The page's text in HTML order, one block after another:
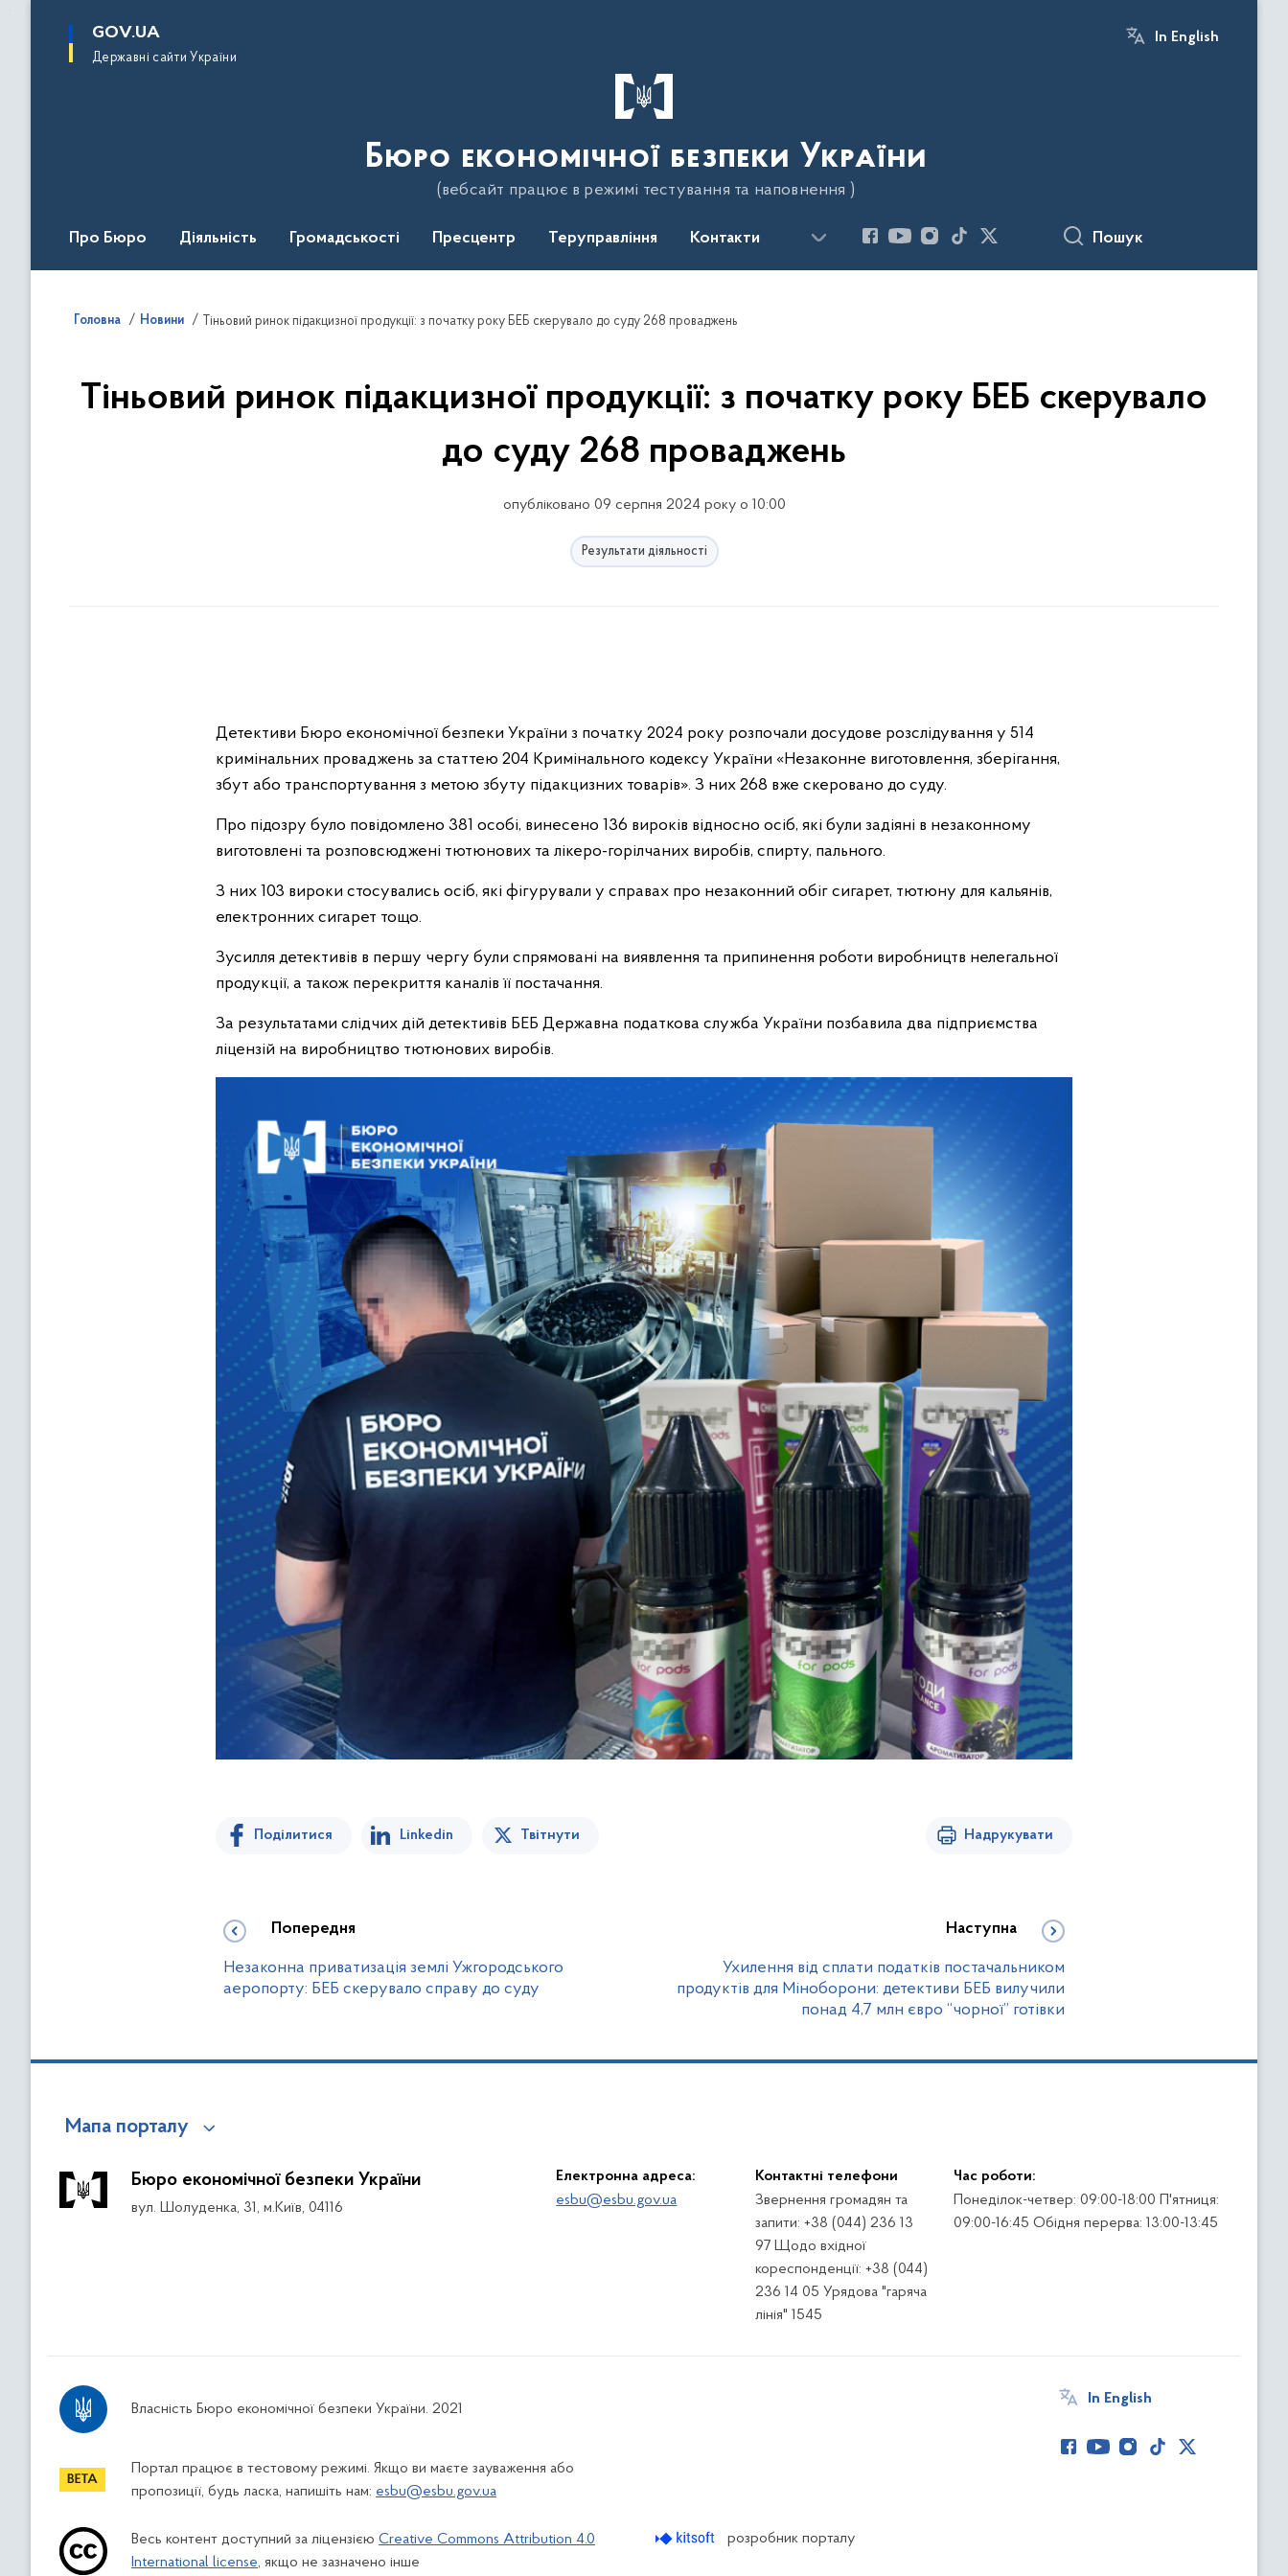
основного
GOV.UA
Державні сайти України
In English
Бюро економічної безпеки України
(вебсайт працює в режимі тестування та наповнення )
Про Бюро Діяльність Громадськості Пресцентр Теруправління Контакти Пошук
Головна Новини Тіньовий ринок підакцизної продукції: з початку року БЕБ скерувало до суду 268 проваджень
Тіньовий ринок підакцизної продукції: з початку року БЕБ скерувало
до суду 268 проваджень
опубліковано 09 серпня 2024 року о 10:00
Результати діяльності
Детективи Бюро економічної безпеки України з початку 2024 року розпочали досудове розслідування у 514
кримінальних проваджень за статтею 204 Кримінального кодексу України «Незаконне виготовлення, зберігання,
збут або транспортування з метою збуту підакцизних товарів». З них 268 вже скеровано до суду.
Про підозру було повідомлено 381 особі, винесено 136 вироків відносно осіб, які були задіяні в незаконному
виготовлені та розповсюджені тютюнових та лікеро-горілчаних виробів, спирту, пального.
З них 103 вироки стосувались осіб, які фігурували у справах про незаконний обіг сигарет, тютюну для кальянів,
електронних сигарет тощо.
Зусилля детективів в першу чергу були спрямовані на виявлення та припинення роботи виробництв нелегальної
продукції, а також перекриття каналів її постачання.
За результатами слідчих дій детективів БЕБ Державна податкова служба України позбавила два підприємства
ліцензій на виробництво тютюнових виробів.
Поділитися Linkedin Твітнути Надрукувати
Попередня
Незаконна приватизація землі Ужгородського
аеропорту: БЕБ скерувало справу до суду
Наступна
Ухилення від сплати податків постачальником
продуктів для Міноборони: детективи БЕБ вилучили
понад 4,7 млн євро “чорної” готівки
Мапа порталу
Бюро економічної безпеки України
вул. Шолуденка, 31, м.Київ, 04116
Електронна адреса:
esbu@esbu.gov.ua
Контактні телефони
Звернення громадян та
запити: +38 (044) 236 13
97 Щодо вхідної
кореспонденції: +38 (044)
236 14 05 Урядова "гаряча
лінія" 1545
Час роботи:
Понеділок-четвер: 09:00-18:00 П'ятниця:
09:00-16:45 Обідня перерва: 13:00-13:45
Власність Бюро економічної безпеки України. 2021
Портал працює в тестовому режимі. Якщо ви маєте зауваження або
пропозиції, будь ласка, напишіть нам: esbu@esbu.gov.ua
In English
Весь контент доступний за ліцензією Creative Commons Attribution 4.0
International license, якщо не зазначено інше
розробник порталу